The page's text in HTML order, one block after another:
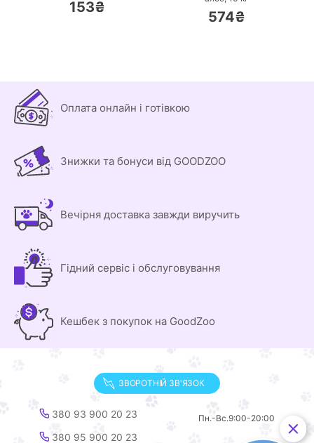
153₴
574₴
Оплата онлайн і готівкою
Знижки та бонуси від GOODZOO
Вечірня доставка завжди виручить
Гідний сервіс і обслуговування
Кешбек з покупок на GoodZoo
ЗВОРОТНІЙ ЗВ'ЯЗОК
380 93 900 20 23
380 95 900 20 23
Пн.-Вс.9:00-20:00